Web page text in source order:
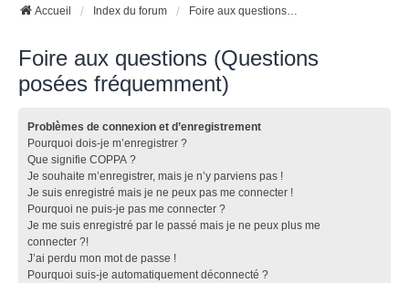
Accueil Index du forum Foire aux questions (Questions posées fréquemment)
Foire aux questions (Questions
posées fréquemment)
Problèmes de connexion et d’enregistrement
Pourquoi dois-je m’enregistrer ?
Que signifie COPPA ?
Je souhaite m’enregistrer, mais je n’y parviens pas !
Je suis enregistré mais je ne peux pas me connecter !
Pourquoi ne puis-je pas me connecter ?
Je me suis enregistré par le passé mais je ne peux plus me
connecter ?!
J’ai perdu mon mot de passe !
Pourquoi suis-je automatiquement déconnecté ?